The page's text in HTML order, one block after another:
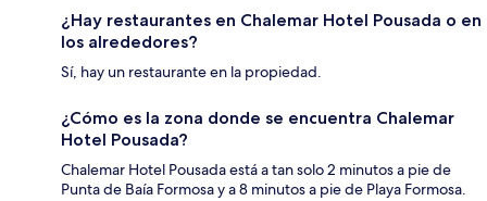
¿Hay restaurantes en Chalemar Hotel Pousada o en
los alrededores?
Sí, hay un restaurante en la propiedad.
¿Cómo es la zona donde se encuentra Chalemar
Hotel Pousada?
Chalemar Hotel Pousada está a tan solo 2 minutos a pie de
Punta de Baía Formosa y a 8 minutos a pie de Playa Formosa.